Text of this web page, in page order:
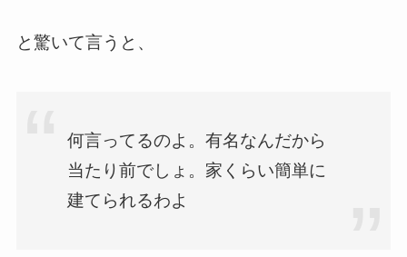
と驚いて言うと、
何言ってるのよ。有名なんだから
当たり前でしょ。家くらい簡単に
建てられるわよ